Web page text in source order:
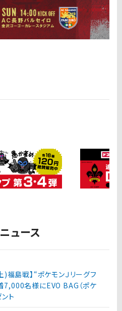
ュース
)福島戦】“ポケモンＪリーグフ
7,000名様にEVO BAG（ポケ
ト